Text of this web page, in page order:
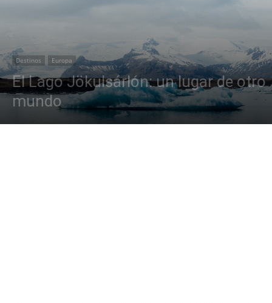
Destinos Europa
El Lago Jökulsárlón: un lugar de otro
mundo